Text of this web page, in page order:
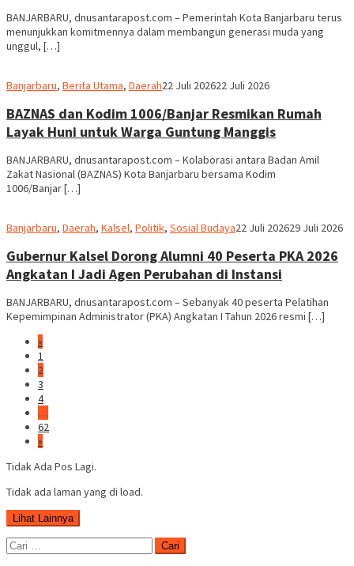
BANJARBARU, dnusantarapost.com – Pemerintah Kota Banjarbaru terus
menunjukkan komitmennya dalam membangun generasi muda yang
unggul, […]
Banjarbaru, Berita Utama, DaerahRedaksi
22 Juli 202622 Juli 2026
BAZNAS dan Kodim 1006/Banjar Resmikan Rumah
Layak Huni untuk Warga Guntung Manggis
BANJARBARU, dnusantarapost.com – Kolaborasi antara Badan Amil
Zakat Nasional (BAZNAS) Kota Banjarbaru bersama Kodim
1006/Banjar […]
Banjarbaru, Daerah, Kalsel, Politik, Sosial BudayaRedaksi
22 Juli 202629 Juli 2026
Gubernur Kalsel Dorong Alumni 40 Peserta PKA 2026
Angkatan I Jadi Agen Perubahan di Instansi
BANJARBARU, dnusantarapost.com – Sebanyak 40 peserta Pelatihan
Kepemimpinan Administrator (PKA) Angkatan I Tahun 2026 resmi […]
«
1
2
3
4
…
62
»
Tidak Ada Pos Lagi.
Tidak ada laman yang di load.
Lihat Lainnya
Cari
untuk: